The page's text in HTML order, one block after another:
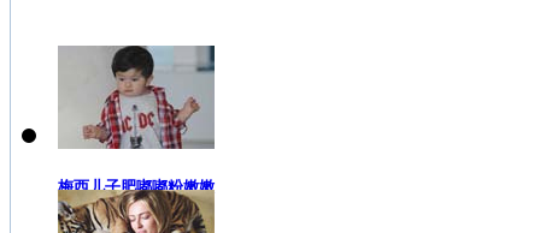
梅西儿子肥嘟嘟粉嫩嫩